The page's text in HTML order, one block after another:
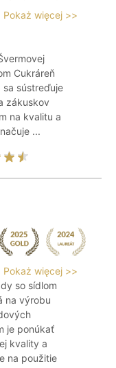
Pokaż więcej >>
Cukráreň
sa sústreďuje
zákuskov
na kvalitu a
...
Pokaż więcej >>
so sídlom
na výrobu
je ponúkať
kvality a
na použitie